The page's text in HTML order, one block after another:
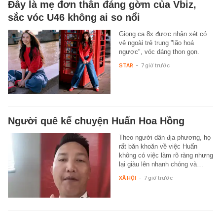
Đây là mẹ đơn thân đáng gờm của Vbiz,
sắc vóc U46 không ai so nổi
Giọng ca 8x được nhận xét có
vẻ ngoài trẻ trung "lão hoá
ngược", vóc dáng thon gọn.
STAR - 7 giờ trước
Người quê kể chuyện Huấn Hoa Hồng
Theo người dân địa phương, họ
rất băn khoăn về việc Huấn
không có việc làm rõ ràng nhưng
lại giàu lên nhanh chóng và…
XÃ HỘI - 7 giờ trước